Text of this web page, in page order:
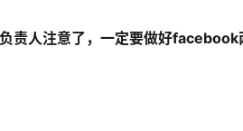
负责人注意了，一定要做好